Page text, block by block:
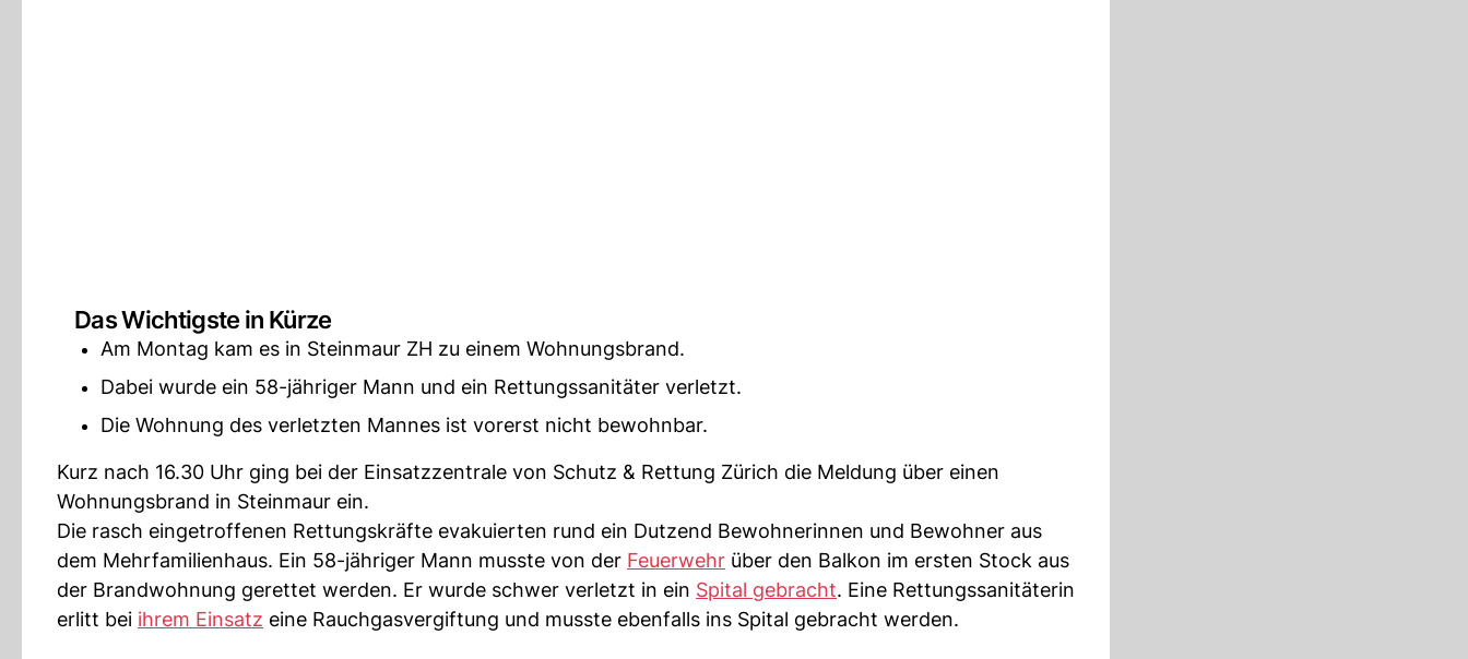
Das Wichtigste in Kürze
Am Montag kam es in Steinmaur ZH zu einem Wohnungsbrand.
Dabei wurde ein 58-jähriger Mann und ein Rettungssanitäter verletzt.
Die Wohnung des verletzten Mannes ist vorerst nicht bewohnbar.
Kurz nach 16.30 Uhr ging bei der Einsatzzentrale von Schutz & Rettung Zürich die Meldung über einen
Wohnungsbrand in Steinmaur ein.
Die rasch eingetroffenen Rettungskräfte evakuierten rund ein Dutzend Bewohnerinnen und Bewohner aus
dem Mehrfamilienhaus. Ein 58-jähriger Mann musste von der Feuerwehr über den Balkon im ersten Stock aus
der Brandwohnung gerettet werden. Er wurde schwer verletzt in ein Spital gebracht. Eine Rettungssanitäterin
erlitt bei ihrem Einsatz eine Rauchgasvergiftung und musste ebenfalls ins Spital gebracht werden.